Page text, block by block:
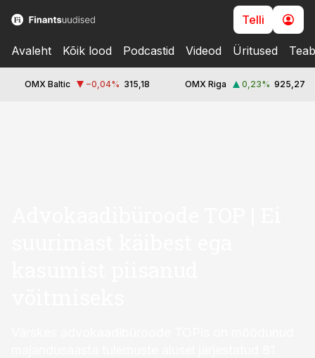
Telli
Avaleht Kõik lood Podcastid Videod Üritused
OMX Baltic −0,04% 315,18 OMX Riga 0,23% 925,27